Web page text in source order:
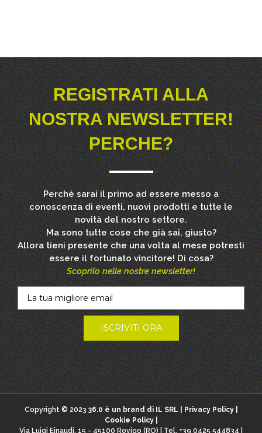
REGISTRATI ALLA
NOSTRA NEWSLETTER!
PERCHE?
Perchè sarai il primo ad essere messo a
conoscenza di eventi, nuovi prodotti e tutte le
novità del nostro settore.
Ma sono tutte cose che già sai, giusto?
Allora tieni presente che una volta al mese potresti
essere il fortunato vincitore! Di cosa?
Scoprilo nelle nostre newsletter!
Copyright © 2023 36.0 è un brand di IL SRL | Privacy Policy|
Cookie Policy|
Via Luigi Einaudi, 15 - 45100 Rovigo (RO) | Tel. +39 0425 544834 |